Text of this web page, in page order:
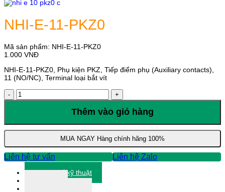
NHI-E-11-PKZ0
Mã sản phẩm: NHI-E-11-PKZ0
1.000 VNĐ
NHI-E-11-PKZ0, Phụ kiện PKZ, Tiếp điểm phụ (Auxiliary contacts),
11 (NO/NC), Terminal loại bắt vít
NHI-
E-
số
lượng
Thêm vào giỏ hàng
MUA NGAY Hàng chính hãng 100%
Liên hệ tư vấn Liên hệ Zalo
Thông số kỹ thuật